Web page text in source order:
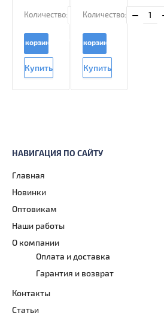
Количество:
В корзину
Купить
в 1
Количество:
В корзину
Купить
в 1
НАВИГАЦИЯ ПО САЙТУ
Главная
Новинки
Оптовикам
Наши работы
О компании
Оплата и доставка
Гарантия и возврат
Контакты
Статьи